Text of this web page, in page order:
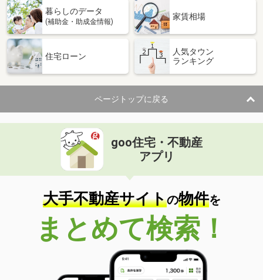
暮らしのデータ
(補助金・助成金情報)
家賃相場
住宅ローン
人気タウン
ランキング
ページトップに戻る
goo住宅・不動産
アプリ
大手不動産サイトの物件を
まとめて検索！